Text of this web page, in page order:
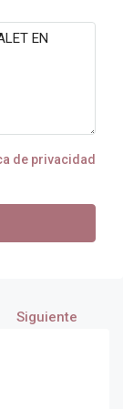
de privacidad
Siguiente